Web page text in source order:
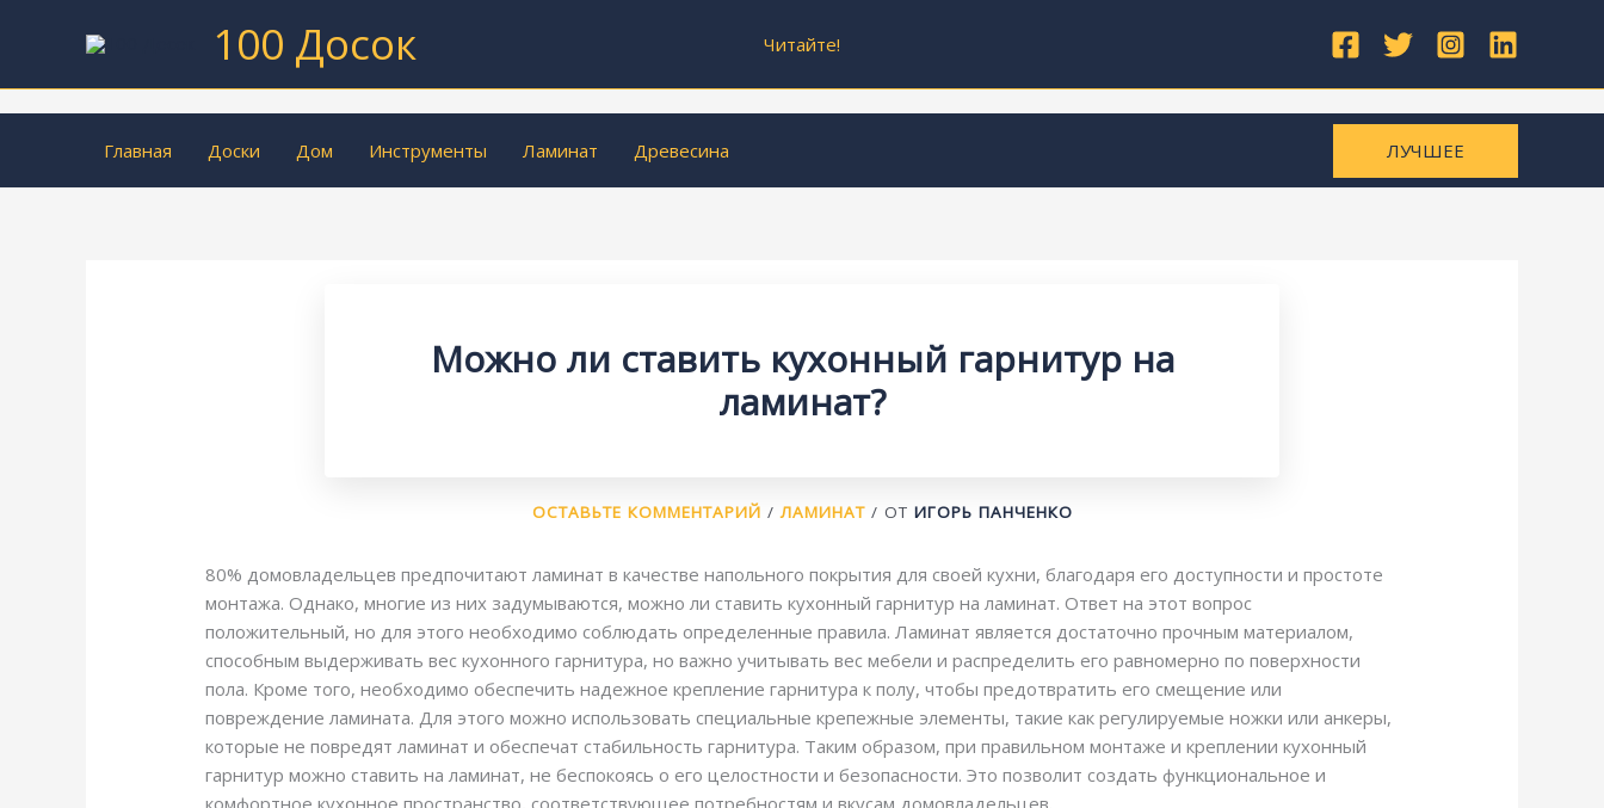
100 Досок Читайте!
Главная Доски Дом Инструменты Ламинат Древесина ЛУЧШЕЕ
Можно ли ставить кухонный гарнитур на
ламинат?
ОСТАВЬТЕ КОММЕНТАРИЙ /ЛАМИНАТ/ ОТ ИГОРЬ ПАНЧЕНКО
80% домовладельцев предпочитают ламинат в качестве напольного покрытия для своей кухни, благодаря его доступности и простоте
монтажа. Однако, многие из них задумываются, можно ли ставить кухонный гарнитур на ламинат. Ответ на этот вопрос
положительный, но для этого необходимо соблюдать определенные правила. Ламинат является достаточно прочным материалом,
способным выдерживать вес кухонного гарнитура, но важно учитывать вес мебели и распределить его равномерно по поверхности
пола. Кроме того, необходимо обеспечить надежное крепление гарнитура к полу, чтобы предотвратить его смещение или
повреждение ламината. Для этого можно использовать специальные крепежные элементы, такие как регулируемые ножки или анкеры,
которые не повредят ламинат и обеспечат стабильность гарнитура. Таким образом, при правильном монтаже и креплении кухонный
гарнитур можно ставить на ламинат, не беспокоясь о его целостности и безопасности. Это позволит создать функциональное и